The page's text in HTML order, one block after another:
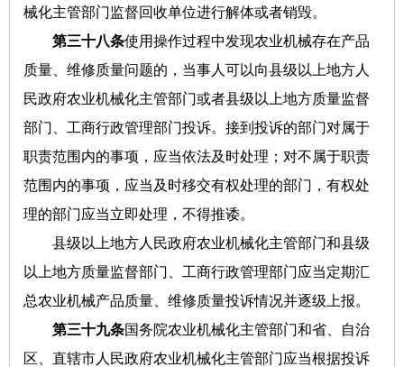
械化主管部门监督回收单位进行解体或者销毁。
第三十八条使用操作过程中发现农业机械存在产品
质量、维修质量问题的，当事人可以向县级以上地方人
民政府农业机械化主管部门或者县级以上地方质量监督
部门、工商行政管理部门投诉。接到投诉的部门对属于
职责范围内的事项，应当依法及时处理；对不属于职责
范围内的事项，应当及时移交有权处理的部门，有权处
理的部门应当立即处理，不得推诿。
县级以上地方人民政府农业机械化主管部门和县级
以上地方质量监督部门、工商行政管理部门应当定期汇
总农业机械产品质量、维修质量投诉情况并逐级上报。
第三十九条国务院农业机械化主管部门和省、自治
区、直辖市人民政府农业机械化主管部门应当根据投诉